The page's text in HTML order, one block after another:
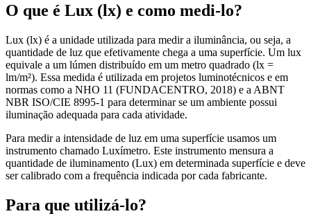
O que é Lux (lx) e como medi-lo?
Lux (lx) é a unidade utilizada para medir a iluminância, ou seja, a
quantidade de luz que efetivamente chega a uma superfície. Um lux
equivale a um lúmen distribuído em um metro quadrado (lx =
lm/m²). Essa medida é utilizada em projetos luminotécnicos e em
normas como a NHO 11 (FUNDACENTRO, 2018) e a ABNT
NBR ISO/CIE 8995-1 para determinar se um ambiente possui
iluminação adequada para cada atividade.
Para medir a intensidade de luz em uma superfície usamos um
instrumento chamado Luxímetro. Este instrumento mensura a
quantidade de iluminamento (Lux) em determinada superfície e deve
ser calibrado com a frequência indicada por cada fabricante.
Para que utilizá-lo?